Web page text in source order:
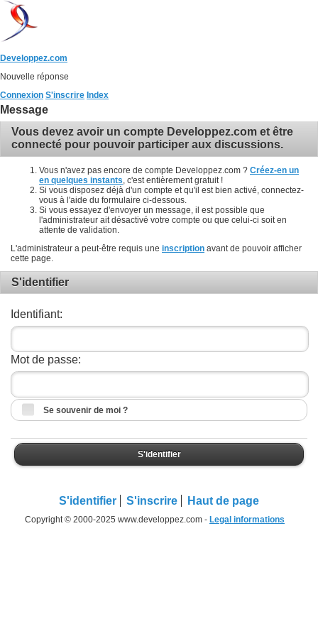
Developpez.com
Nouvelle réponse
Connexion S'inscrire Index
Message
Vous devez avoir un compte Developpez.com et être
connecté pour pouvoir participer aux discussions.
Vous n'avez pas encore de compte Developpez.com ? Créez-en un
en quelques instants , c'est entièrement gratuit !
Si vous disposez déjà d'un compte et qu'il est bien activé, connectez-
vous à l'aide du formulaire ci-dessous.
Si vous essayez d'envoyer un message, il est possible que
l'administrateur ait désactivé votre compte ou que celui-ci soit en
attente de validation.
L'administrateur a peut-être requis une inscription avant de pouvoir afficher
cette page.
S'identifier
Identifiant:
Mot de passe:
Se souvenir de moi ?
S'identifier
S'identifier S'inscrire Haut de page
Copyright © 2000-2025 www.developpez.com - Legal informations